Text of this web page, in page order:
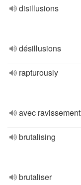
disillusions
désillusions
rapturously
avec ravissement
brutalising
brutaliser